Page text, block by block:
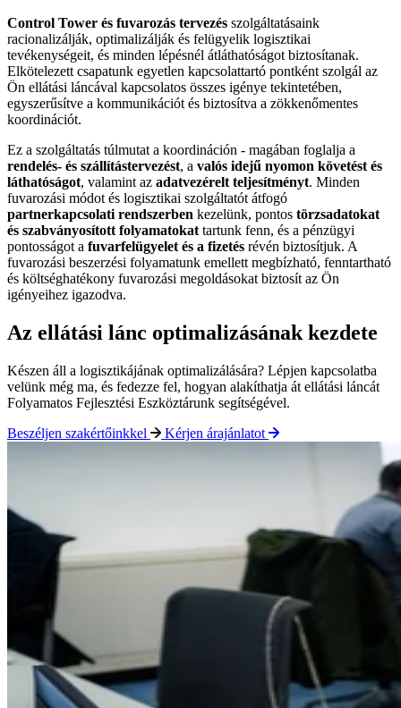
Control Tower és fuvarozás tervezés szolgáltatásaink
racionalizálják, optimalizálják és felügyelik logisztikai
tevékenységeit, és minden lépésnél átláthatóságot biztosítanak.
Elkötelezett csapatunk egyetlen kapcsolattartó pontként szolgál az
Ön ellátási láncával kapcsolatos összes igénye tekintetében,
egyszerűsítve a kommunikációt és biztosítva a zökkenőmentes
koordinációt.
Ez a szolgáltatás túlmutat a koordináción - magában foglalja a
rendelés- és szállítástervezést, a valós idejű nyomon követést és
láthatóságot, valamint az adatvezérelt teljesítményt. Minden
fuvarozási módot és logisztikai szolgáltatót átfogó
partnerkapcsolati rendszerben kezelünk, pontos törzsadatokat
és szabványosított folyamatokat tartunk fenn, és a pénzügyi
pontosságot a fuvarfelügyelet és a fizetés révén biztosítjuk. A
fuvarozási beszerzési folyamatunk emellett megbízható, fenntartható
és költséghatékony fuvarozási megoldásokat biztosít az Ön
igényeihez igazodva.
Az ellátási lánc optimalizásának kezdete
Készen áll a logisztikájának optimalizálására? Lépjen kapcsolatba
velünk még ma, és fedezze fel, hogyan alakíthatja át ellátási láncát
Folyamatos Fejlesztési Eszköztárunk segítségével.
Beszéljen szakértőinkkel
Kérjen árajánlatot